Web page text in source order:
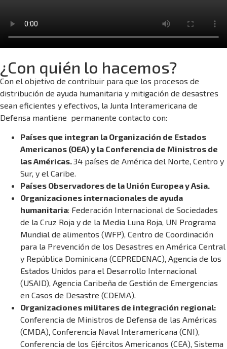
¿Con quién lo hacemos?
Con el objetivo de contribuir para que los procesos de
distribución de ayuda humanitaria y mitigación de desastres
sean eficientes y efectivos, la Junta Interamericana de
Defensa mantiene permanente contacto con:
Países que integran la Organización de Estados
Americanos (OEA) y la Conferencia de Ministros de
las Américas.34 países de América del Norte, Centro y
Sur, y el Caribe.
Países Observadores de la Unión Europea y Asia.
Organizaciones internacionales de ayuda
humanitaria: Federación Internacional de Sociedades
de la Cruz Roja y de la Media Luna Roja, UN Programa
Mundial de alimentos (WFP), Centro de Coordinación
para la Prevención de los Desastres en América Central
y República Dominicana (CEPREDENAC), Agencia de los
Estados Unidos para el Desarrollo Internacional
(USAID), Agencia Caribeña de Gestión de Emergencias
en Casos de Desastre (CDEMA).
Organizaciones militares de integración regional:
Conferencia de Ministros de Defensa de las Américas
(CMDA), Conferencia Naval Interamericana (CNI),
Conferencia de los Ejércitos Americanos (CEA), Sistema